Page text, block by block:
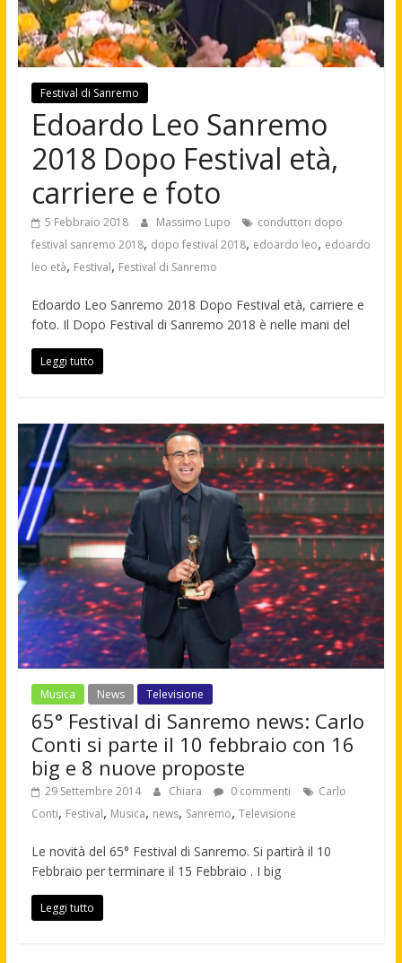
Festival di Sanremo
Edoardo Leo Sanremo
2018 Dopo Festival età,
carriere e foto
5 Febbraio 2018 Massimo Lupo
conduttori dopo
festival sanremo 2018, dopo festival 2018, edoardo leo, edoardo
leo età, Festival, Festival di Sanremo
Edoardo Leo Sanremo 2018 Dopo Festival età, carriere e
foto. Il Dopo Festival di Sanremo 2018 è nelle mani del
Leggi tutto
Musica News Televisione
65° Festival di Sanremo news: Carlo
Conti si parte il 10 febbraio con 16
big e 8 nuove proposte
29 Settembre 2014 Chiara 0 commenti
Carlo
Conti, Festival, Musica, news, Sanremo, Televisione
Le novità del 65° Festival di Sanremo. Si partirà il 10
Febbraio per terminare il 15 Febbraio . I big
Leggi tutto